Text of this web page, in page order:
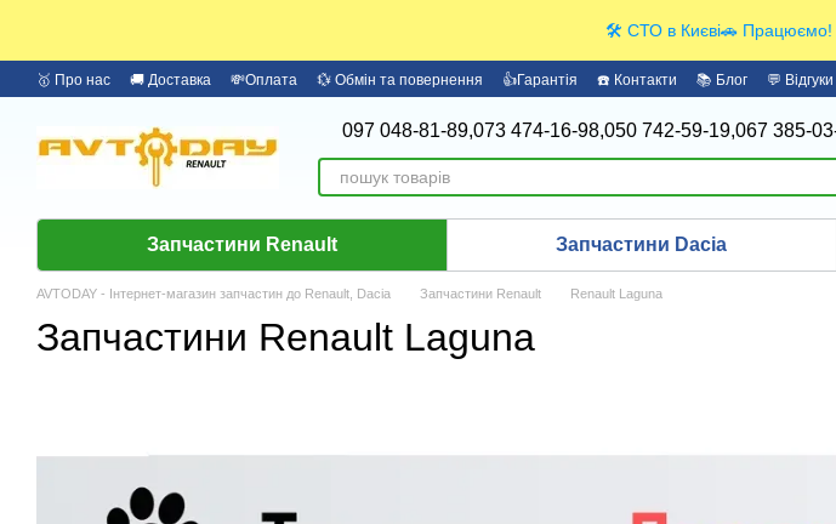
🛠️ СТО в Києві🚗 Працюємо!
🥇 Про нас 🚚 Доставка 💸Оплата 💱 Обмін та повернення 👍Гарантія ☎️ Контакти 📚 Блог 💬
097 048-81-89,073 474-16-98,050 742-59-19,067 385-
Запчастини Renault Запчастини Dacia
AVTODAY - Інтернет-магазин запчастин до Renault, Dacia Запчастини Renault Renault Laguna
Запчастини Renault Laguna